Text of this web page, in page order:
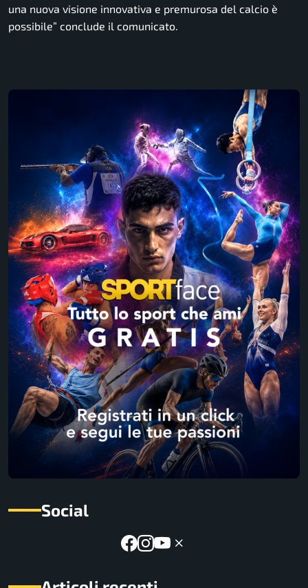
una nuova visione innovativa e premurosa del calcio è
possibile” conclude il comunicato.
Social